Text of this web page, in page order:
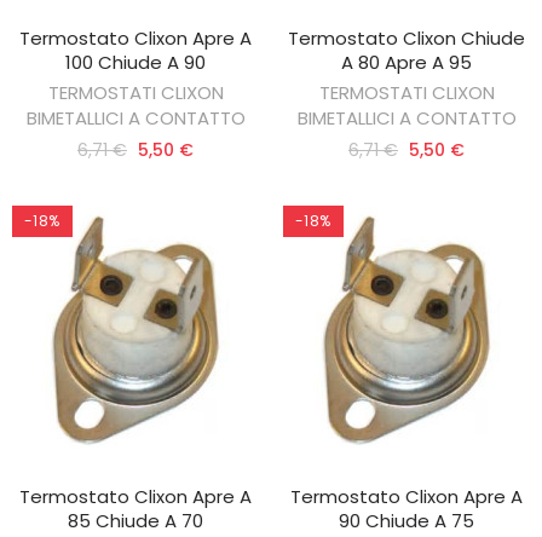
AGGIUNGI AL CARRELLO
Termostato Clixon Apre A
100 Chiude A 90
TERMOSTATI CLIXON
BIMETALLICI A CONTATTO
6,71 € 5,50 €
AGGIUNGI AL CARRELLO
Termostato Clixon Chiude
A 80 Apre A 95
TERMOSTATI CLIXON
BIMETALLICI A CONTATTO
6,71 € 5,50 €
-18%
AGGIUNGI AL CARRELLO
Termostato Clixon Apre A
85 Chiude A 70
-18%
AGGIUNGI AL CARRELLO
Termostato Clixon Apre A
90 Chiude A 75